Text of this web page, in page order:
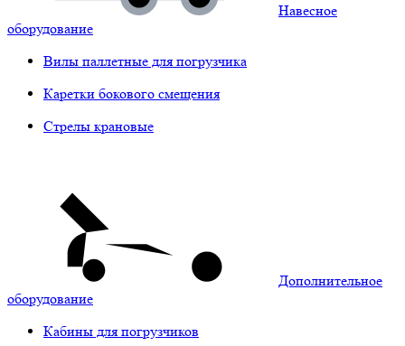
Навесное
оборудование
Вилы паллетные для погрузчика
Каретки бокового смещения
Стрелы крановые
Дополнительное
оборудование
Кабины для погрузчиков